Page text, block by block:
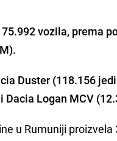
vozila, prema
Duster (118.156
Logan MCV
u Rumuniji